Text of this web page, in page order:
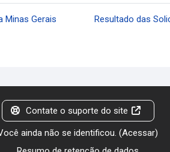
Minas Gerais Resultado das
Contate o suporte do site
ainda não se identificou. (Acessar)